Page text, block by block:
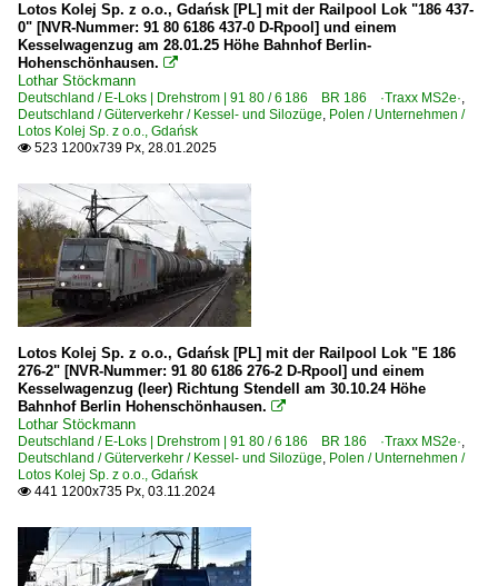
Lotos Kolej Sp. z o.o., Gdańsk [PL] mit der Railpool Lok "186 437-
0" [NVR-Nummer: 91 80 6186 437-0 D-Rpool] und einem
Kesselwagenzug am 28.01.25 Höhe Bahnhof Berlin-
Hohenschönhausen. 
Lothar Stöckmann
Deutschland / E-Loks | Drehstrom | 91 80 / 6 186 BR 186 ·Traxx MS2e·,
Deutschland / Güterverkehr / Kessel- und Silozüge, Polen / Unternehmen /
Lotos Kolej Sp. z o.o., Gdańsk
 523 1200x739 Px, 28.01.2025
Lotos Kolej Sp. z o.o., Gdańsk [PL] mit der Railpool Lok "E 186
276-2" [NVR-Nummer: 91 80 6186 276-2 D-Rpool] und einem
Kesselwagenzug (leer) Richtung Stendell am 30.10.24 Höhe
Bahnhof Berlin Hohenschönhausen. 
Lothar Stöckmann
Deutschland / E-Loks | Drehstrom | 91 80 / 6 186 BR 186 ·Traxx MS2e·,
Deutschland / Güterverkehr / Kessel- und Silozüge, Polen / Unternehmen /
Lotos Kolej Sp. z o.o., Gdańsk
 441 1200x735 Px, 03.11.2024